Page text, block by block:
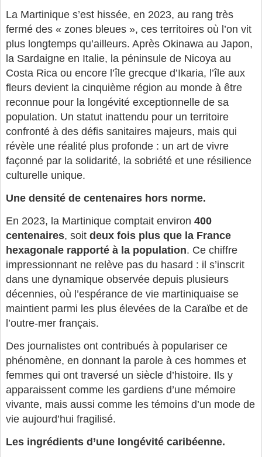
La Martinique s’est hissée, en 2023, au rang très
fermé des « zones bleues », ces territoires où l’on vit
plus longtemps qu’ailleurs. Après Okinawa au Japon,
la Sardaigne en Italie, la péninsule de Nicoya au
Costa Rica ou encore l’île grecque d’Ikaria, l’île aux
fleurs devient la cinquième région au monde à être
reconnue pour la longévité exceptionnelle de sa
population. Un statut inattendu pour un territoire
confronté à des défis sanitaires majeurs, mais qui
révèle une réalité plus profonde : un art de vivre
façonné par la solidarité, la sobriété et une résilience
culturelle unique.
Une densité de centenaires hors norme.
En 2023, la Martinique comptait environ 400
centenaires, soit deux fois plus que la France
hexagonale rapporté à la population. Ce chiffre
impressionnant ne relève pas du hasard : il s’inscrit
dans une dynamique observée depuis plusieurs
décennies, où l’espérance de vie martiniquaise se
maintient parmi les plus élevées de la Caraïbe et de
l’outre-mer français.
Des journalistes ont contribués à populariser ce
phénomène, en donnant la parole à ces hommes et
femmes qui ont traversé un siècle d’histoire. Ils y
apparaissent comme les gardiens d’une mémoire
vivante, mais aussi comme les témoins d’un mode de
vie aujourd’hui fragilisé.
Les ingrédients d’une longévité caribéenne.